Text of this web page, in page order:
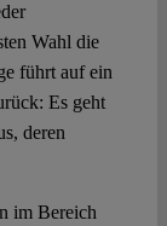
Wahl die
führt auf ein
Es geht
deren
im Bereich